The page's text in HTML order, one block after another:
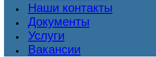
Наши контакты
Документы
Услуги
Вакансии